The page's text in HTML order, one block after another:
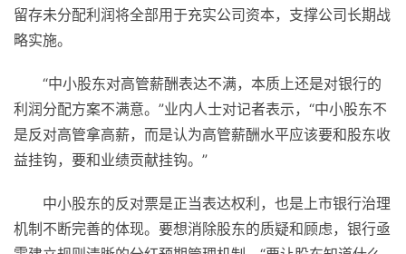
留存未分配利润将全部用于充实公司资本，支撑公司长期战
略实施。
“中小股东对高管薪酬表达不满，本质上还是对银行的
利润分配方案不满意。”业内人士对记者表示，“中小股东不
是反对高管拿高薪，而是认为高管薪酬水平应该要和股东收
益挂钩，要和业绩贡献挂钩。”
中小股东的反对票是正当表达权利，也是上市银行治理
机制不断完善的体现。要想消除股东的质疑和顾虑，银行亟